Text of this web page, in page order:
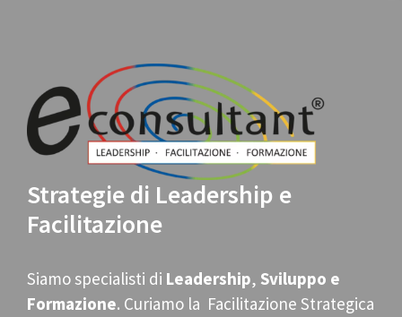
Strategie di Leadership e
Facilitazione
Siamo specialisti di Leadership, Sviluppo e
Formazione. Curiamo la Facilitazione Strategica